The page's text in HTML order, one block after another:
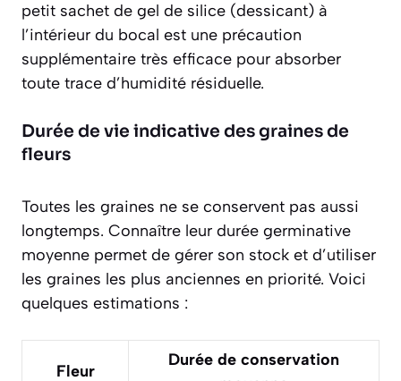
petit sachet de gel de silice (dessicant) à
l’intérieur du bocal est une précaution
supplémentaire très efficace pour absorber
toute trace d’humidité résiduelle.
Durée de vie indicative des graines de
fleurs
Toutes les graines ne se conservent pas aussi
longtemps. Connaître leur durée germinative
moyenne permet de gérer son stock et d’utiliser
les graines les plus anciennes en priorité. Voici
quelques estimations :
Fleur
Durée de conservation